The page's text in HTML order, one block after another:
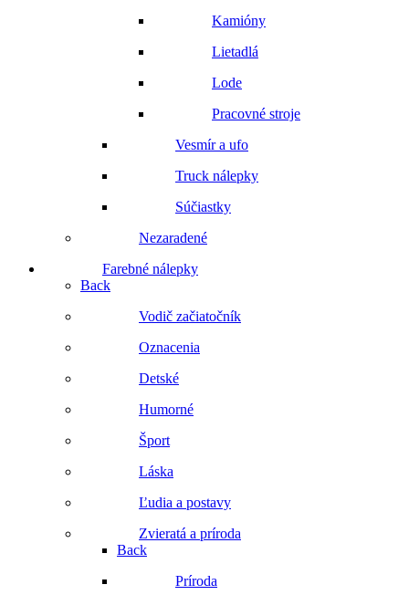
Kamióny
Lietadlá
Lode
Pracovné stroje
Vesmír a ufo
Truck nálepky
Súčiastky
Nezaradené
Farebné nálepky
Back
Vodič začiatočník
Oznacenia
Detské
Humorné
Šport
Láska
Ľudia a postavy
Zvieratá a príroda
Back
Príroda